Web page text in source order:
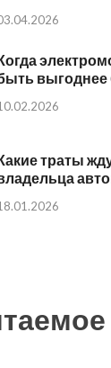
выгоднее
траты